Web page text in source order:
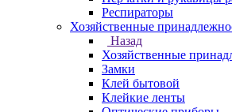
Респираторы
Хозяйственные
Назад
Хозяйственные
Замки
Клей бытовой
Клейкие ленты